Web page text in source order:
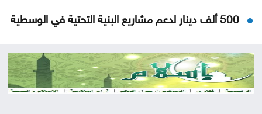
تمهيدي الدوري الأوروبي
أوغندا توافق على نشر وحدة من جيشها في غزة